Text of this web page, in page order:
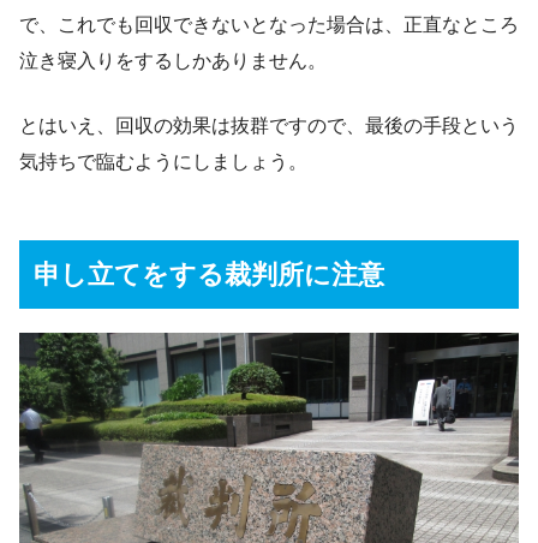
で、これでも回収できないとなった場合は、正直なところ
泣き寝入りをするしかありません。
とはいえ、回収の効果は抜群ですので、最後の手段という
気持ちで臨むようにしましょう。
申し立てをする裁判所に注意